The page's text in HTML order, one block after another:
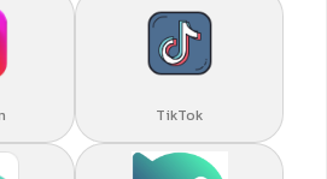
TikTok